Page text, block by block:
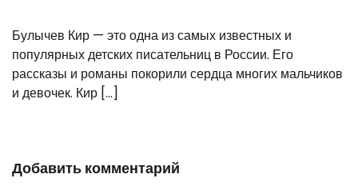
Булычев Кир — это одна из самых известных и
популярных детских писательниц в России. Его
рассказы и романы покорили сердца многих мальчиков
и девочек. Кир […]
Добавить комментарий